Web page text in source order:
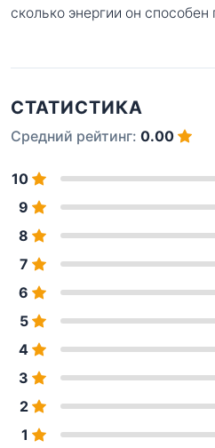
сколько энергии он способен
СТАТИСТИКА
Средний рейтинг: 0.00
10
9
8
7
6
5
4
3
2
1